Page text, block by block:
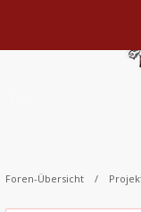
Foren-Übersicht